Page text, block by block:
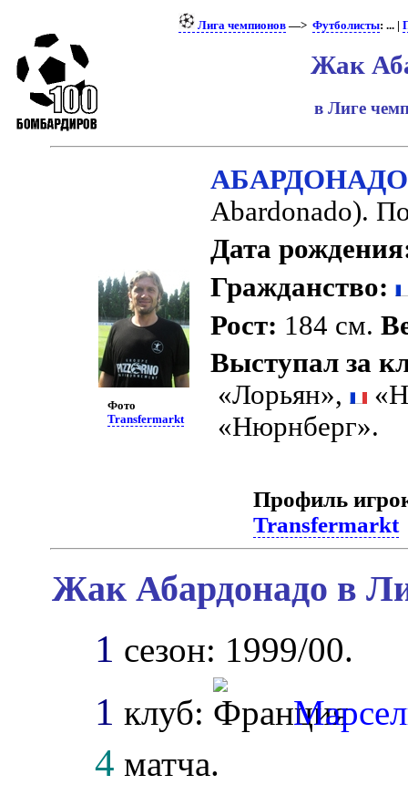
Лига чемпионов—> Футболисты: ... |
Жак
в Лиге
Фото
Transfermarkt
Abardonado).
Дата
Гражданство:
Рост: 184 см.
Выступал за
«Лорьян»,
«Нюрнберг».
Профиль
Transfermarkt
Жак Абардонадо в
1 сезон: 1999/00.
1 клуб:
4 матча.